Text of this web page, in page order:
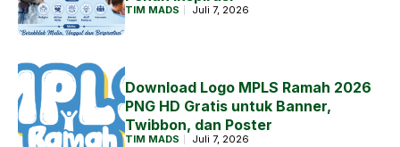
TIM MADS Juli 7, 2026
Download Logo MPLS Ramah 2026
PNG HD Gratis untuk Banner,
Twibbon, dan Poster
TIM MADS Juli 7, 2026